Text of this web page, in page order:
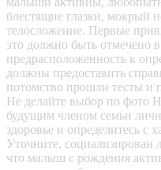
блестящие глазки, мокрый
телосложение. Первые
это должно быть отмечено
предрасположенность к
должны предоставить
потомство прошли тесты и
Не делайте выбор по фото
будущим членом семьи
здоровье и определитесь с
Уточните, социализирован
что малыш с рождения